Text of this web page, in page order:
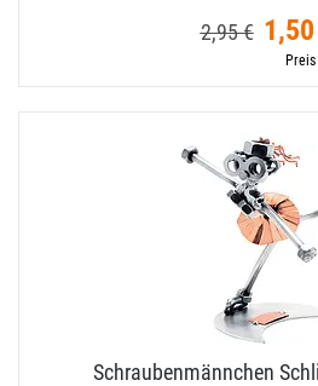
2,95 €
Schraubenmännchen